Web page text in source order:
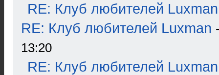
RE: Клуб любителей Luxman
RE: Клуб любителей Luxman
13:20
RE: Клуб любителей Luxman